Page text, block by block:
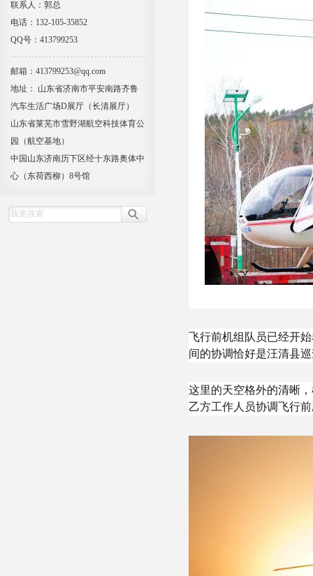
联系人：郭总
电话：132-105-35852
QQ号：413799253
邮箱：413799253@qq.com
地址： 山东省济南市平安南路齐鲁
汽车生活广场D展厅（长清展厅）
山东省莱芜市雪野湖航空科技体育公
园（航空基地）
中国山东济南历下区经十东路奥体中
心（东荷西柳）8号馆
飞行前机组队员已经开
间的协调恰好是汪清县
这里的天空格外的清晰
乙方工作人员协调飞行